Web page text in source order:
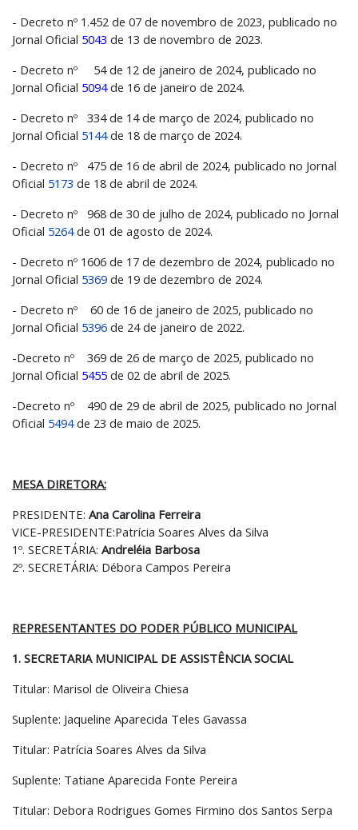
- Decreto nº 1.452 de 07 de novembro de 2023, publicado no
Jornal Oficial 5043 de 13 de novembro de 2023.
- Decreto nº 54 de 12 de janeiro de 2024, publicado no
Jornal Oficial 5094de 16 de janeiro de 2024.
- Decreto nº 334 de 14 de março de 2024, publicado no
Jornal Oficial 5144de 18 de março de 2024.
- Decreto nº 475 de 16 de abril de 2024, publicado no Jornal
Oficial 5173 de 18 de abril de 2024.
- Decreto nº 968 de 30 de julho de 2024, publicado no Jornal
Oficial 5264de 01 de agosto de 2024.
- Decreto nº 1606 de 17 de dezembro de 2024, publicado no
Jornal Oficial 5369 de 19 de dezembro de 2024.
- Decreto nº 60 de 16 de janeiro de 2025, publicado no
Jornal Oficial 5396 de 24 de janeiro de 2022.
-Decreto nº 369 de 26 de março de 2025, publicado no
Jornal Oficial 5455 de 02 de abril de 2025.
-Decreto nº 490 de 29 de abril de 2025, publicado no Jornal
Oficial 5494de 23 de maio de 2025.
MESA DIRETORA:
PRESIDENTE: Ana Carolina Ferreira
VICE-PRESIDENTE:Patrícia Soares Alves da Silva
1º. SECRETÁRIA: Andreléia Barbosa
2º. SECRETÁRIA: Débora Campos Pereira
REPRESENTANTES DO PODER PÚBLICO MUNICIPAL
1. SECRETARIA MUNICIPAL DE ASSISTÊNCIA SOCIAL
Titular: Marisol de Oliveira Chiesa
Suplente: Jaqueline Aparecida Teles Gavassa
Titular: Patrícia Soares Alves da Silva
Suplente: Tatiane Aparecida Fonte Pereira
Titular: Debora Rodrigues Gomes Firmino dos Santos Serpa